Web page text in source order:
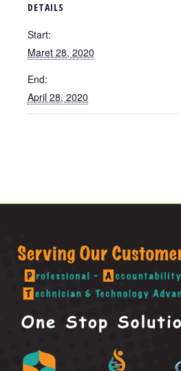
DETAILS
Start:
Maret 28, 2020
End:
April 28, 2020